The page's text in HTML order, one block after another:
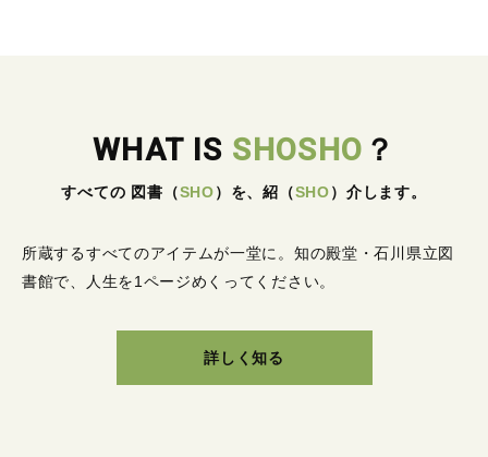
WHAT IS SHOSHO ？
すべての 図書 （SHO） を、紹 （SHO） 介します。
所蔵するすべてのアイテムが一堂に。 知の殿堂・石川県立図
書館で、人生を1ページめくってください。
詳しく知る